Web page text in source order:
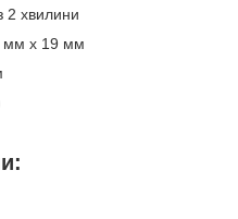
2 хвилини
мм x 19 мм